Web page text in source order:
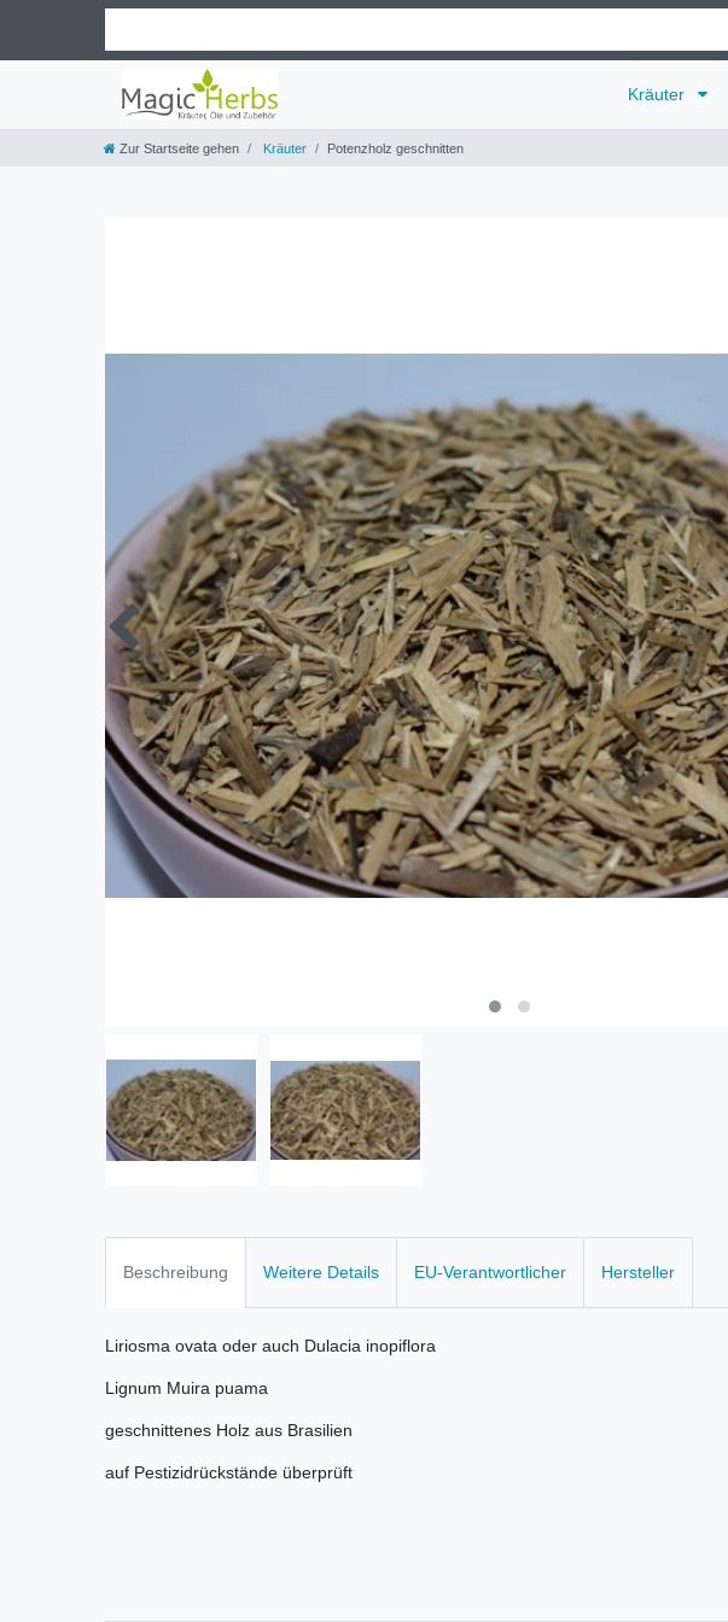
Kräuter
Zur Startseite gehen Kräuter Potenzholz geschnitten
Beschreibung Weitere Details EU-Verantwortlicher Hersteller
Liriosma ovata oder auch Dulacia inopiflora
Lignum Muira puama
geschnittenes Holz aus Brasilien
auf Pestizidrückstände überprüft